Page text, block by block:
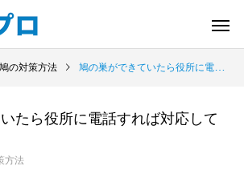
鳩の対策方法 鳩の巣ができていたら役所に電話すれば対応してもらえるの？
たら役所に電話すれば対応して
方法